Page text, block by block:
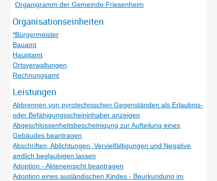
Organigramm der Gemeinde Friesenheim
Organisationseinheiten
*Bürgermeister
Bauamt
Hauptamt
Ortsverwaltungen
Rechnungsamt
Leistungen
Abbrennen von pyrotechnischen Gegenständen als Erlaubnis-
oder Befähigungsscheininhaber anzeigen
Abgeschlossenheitsbescheinigung zur Aufteilung eines
Gebäudes beantragen
Abschriften, Ablichtungen, Vervielfältigungen und Negative
amtlich beglaubigen lassen
Adoption - Akteneinsicht beantragen
Adoption eines ausländischen Kindes - Beurkundung im